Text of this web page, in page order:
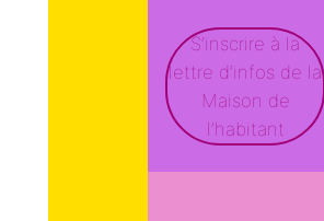
S’inscrire à la
lettre d’infos de la
Maison de
l’habitant